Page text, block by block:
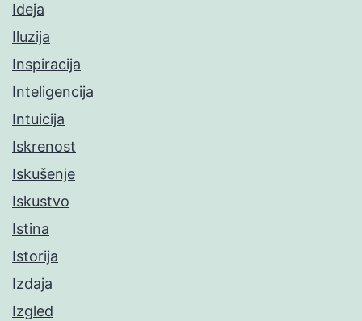
Ideja
Iluzija
Inspiracija
Inteligencija
Intuicija
Iskrenost
Iskušenje
Iskustvo
Istina
Istorija
Izdaja
Izgled